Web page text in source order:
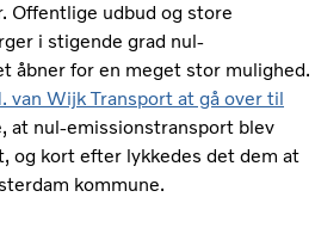
Offentlige udbud og store
i stigende grad nul-
åbner for en meget stor mulighed.
van Wijk Transport at gå over til
at nul-emissionstransport blev
og kort efter lykkedes det dem at
kommune.